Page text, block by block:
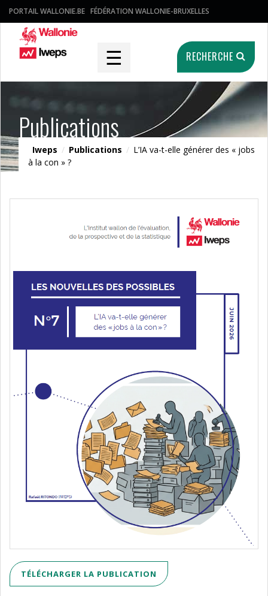
PORTAIL WALLONIE.BE FÉDÉRATION WALLONIE-BRUXELLES
☰ RECHERCHE
Publications
Iweps / Publications / L’IA va-t-elle générer des « jobs
à la con » ?
TÉLÉCHARGER LA PUBLICATION